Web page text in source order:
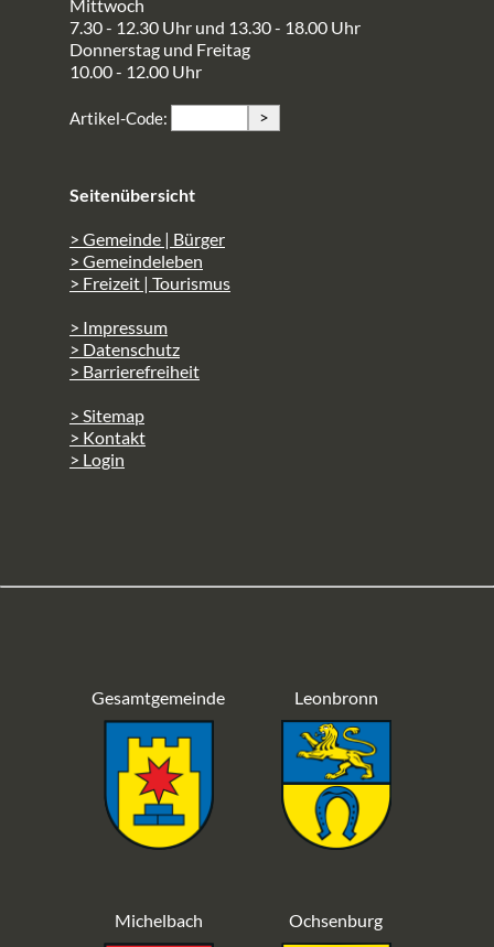
Mittwoch
7.30 - 12.30 Uhr und 13.30 - 18.00 Uhr
Donnerstag und Freitag
10.00 - 12.00 Uhr
Artikel-Code: >
Seitenübersicht
> Gemeinde | Bürger
> Gemeindeleben
> Freizeit | Tourismus
> Impressum
> Datenschutz
> Barrierefreiheit
> Sitemap
> Kontakt
> Login
Gesamtgemeinde Leonbronn
Michelbach Ochsenburg